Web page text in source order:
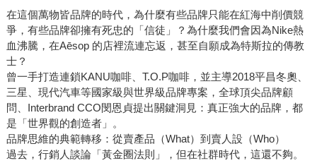
在這個萬物皆品牌的時代，為什麼有些品牌只能在紅海中削價競
爭，有些品牌卻擁有死忠的「信徒」？為什麼我們會因為Nike熱
血沸騰，在Aēsop 的店裡流連忘返，甚至自願成為特斯拉的傳教
士？
曾一手打造連鎖KANU咖啡、T.O.P咖啡，並主導2018平昌冬奧、
三星、現代汽車等國家級與世界級品牌專案，全球頂尖品牌顧
問、Interbrand CCO閔恩貞提出關鍵洞見：真正強大的品牌，都
是「世界觀的創造者」。
品牌思維的典範轉移：從賣產品（What）到賣人設（Who）
過去，行銷人談論「黃金圈法則」，但在社群時代，這還不夠。